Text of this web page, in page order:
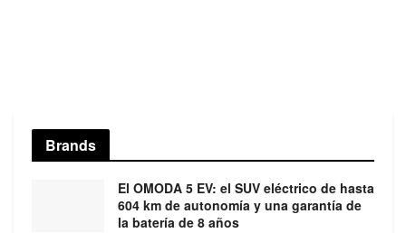
Brands
El OMODA 5 EV: el SUV eléctrico de hasta
604 km de autonomía y una garantía de
la batería de 8 años